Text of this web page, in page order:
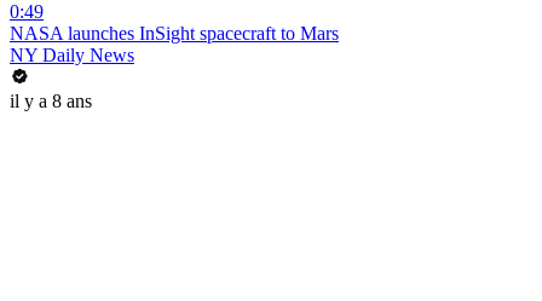
0:49
NASA launches InSight spacecraft to Mars
NY Daily News
il y a 8 ans